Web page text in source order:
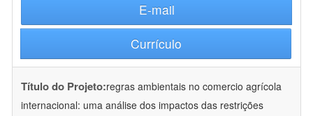
E-mail
Currículo
Título do Projeto:regras ambientais no comercio agrícola
internacional: uma análise dos impactos das restrições